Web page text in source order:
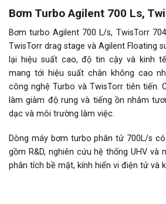
Bơm Turbo Agilent 700 Ls,
Bơm turbo Agilent 700 L/s, TwisTorr
TwisTorr drag stage và Agilent Floating
lại hiệu suất cao, độ tin cậy và kinh
mang tới hiệu suất chân không cao
công nghệ Turbo và TwisTorr tiên tiến.
làm giàm độ rung và tiếng ồn nhắm
dạc và môi trường làm việc.
Dòng máy bơm turbo phân tử 700L/s
gồm R&D, nghiên cứu hệ thống UHV và
phân tích bề mặt, kính hiển vi điện tử và